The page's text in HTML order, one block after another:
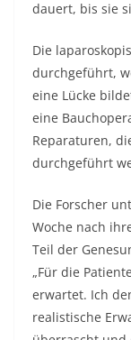
dauert, bis sie
Die
durchgeführt,
eine Lücke
eine
Reparaturen,
durchgeführt
Die Forscher
Woche nach
Teil der
„Für die
erwartet. Ich
realistische